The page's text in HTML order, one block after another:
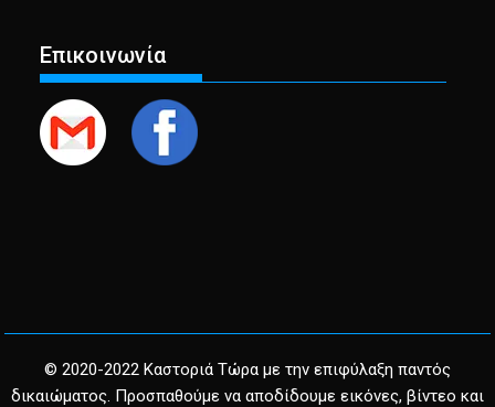
Επικοινωνία
© 2020-2022 Καστοριά Τώρα με την επιφύλαξη παντός
δικαιώματος. Προσπαθούμε να αποδίδουμε εικόνες, βίντεο και